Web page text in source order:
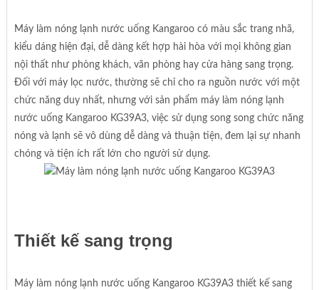
Máy làm nóng lạnh nước uống Kangaroo có màu sắc trang nhã,
kiểu dáng hiện đại, dễ dàng kết hợp hài hòa với mọi không gian
nội thất như phòng khách, văn phòng hay cửa hàng sang trọng.
Đối với máy lọc nước, thường sẽ chỉ cho ra nguồn nước với một
chức năng duy nhất, nhưng với sản phẩm máy làm nóng lạnh
nước uống Kangaroo KG39A3, việc sử dụng song song chức năng
nóng và lạnh sẽ vô dùng dễ dàng và thuận tiện, đem lại sự nhanh
chóng và tiện ích rất lớn cho người sử dụng.
Thiết kế sang trọng
Máy làm nóng lạnh nước uống Kangaroo KG39A3 thiết kế sang